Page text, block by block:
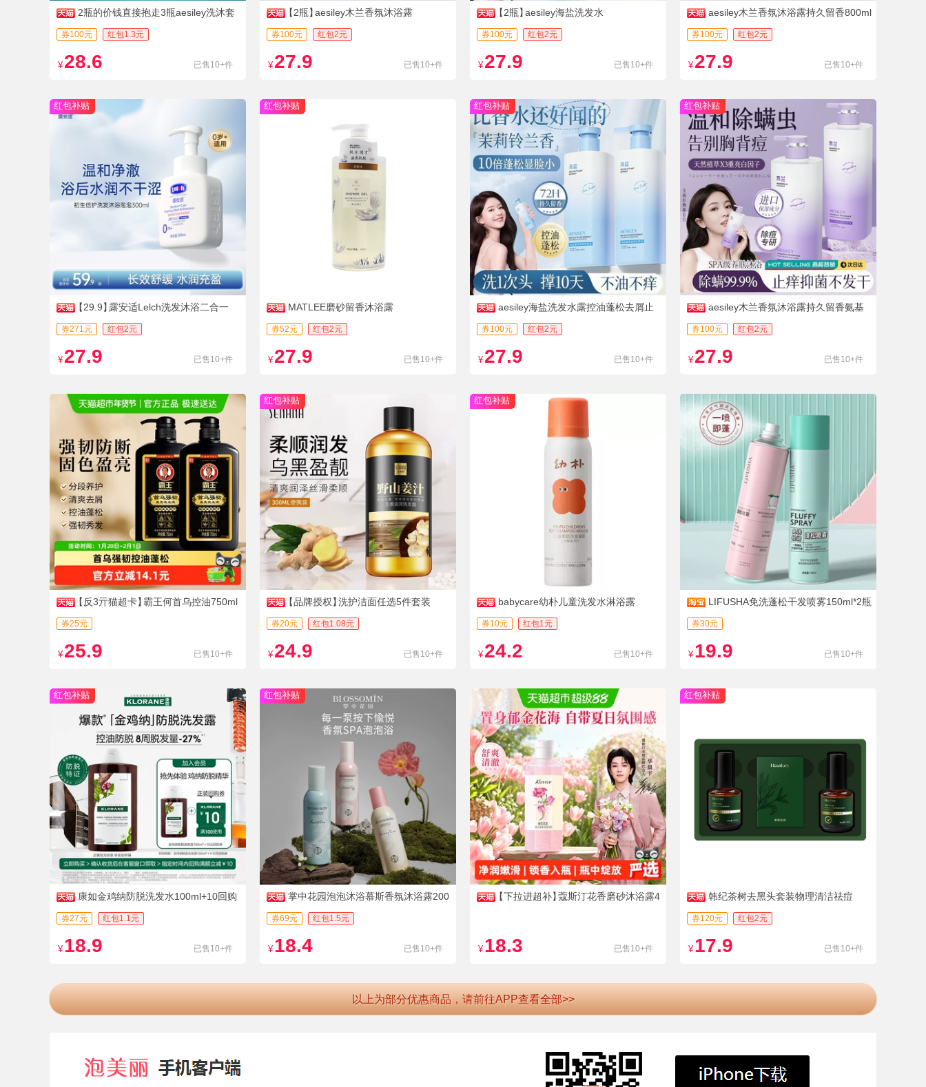
2瓶的价钱直接抱走3瓶aesiley洗沐套
装券100元 红包1.3元
¥ 28.6 已售10+件
【2瓶】aesiley木兰香氛沐浴露
券100元 红包2元
¥ 27.9 已售10+件
【2瓶】aesiley海盐洗发水
券100元 红包2元
¥ 27.9 已售10+件
aesiley木兰香氛沐浴露持久留香800ml
券100元 红包2元
¥ 27.9 已售10+件
红包补贴
【29.9】露安适Lelch洗发沐浴二合一
券271元 红包2元
¥ 27.9 已售10+件
红包补贴
MATLEE磨砂留香沐浴露
券52元 红包2元
¥ 27.9 已售10+件
红包补贴
aesiley海盐洗发水露控油蓬松去屑止
痒券100元 红包2元
¥ 27.9 已售10+件
红包补贴
aesiley木兰香氛沐浴露持久留香氨基
酸800ml
券100元 红包2元
¥ 27.9 已售10+件
【反3亓猫超卡】霸王何首乌控油750ml
×2瓶
券25元
¥ 25.9 已售10+件
红包补贴
【品牌授权】洗护洁面任选5件套装
券20元 红包1.08元
¥ 24.9 已售10+件
红包补贴
babycare幼朴儿童洗发水淋浴露
券10元 红包1元
¥ 24.2 已售10+件
LIFUSHA免洗蓬松干发喷雾150ml*2瓶
券30元
¥ 19.9 已售10+件
红包补贴
康如金鸡纳防脱洗发水100ml+10回购
券券27元 红包1.1元
¥ 18.9 已售10+件
红包补贴
掌中花园泡泡沐浴慕斯香氛沐浴露200
ml券69元 红包1.5元
¥ 18.4 已售10+件
【下拉进超补】蔻斯汀花香磨砂沐浴露4
¥ 18.3 已售10+件
红包补贴
韩纪茶树去黑头套装物理清洁祛痘
券120元 红包2元
¥ 17.9 已售10+件
以上为部分优惠商品，请前往APP查看全部>>